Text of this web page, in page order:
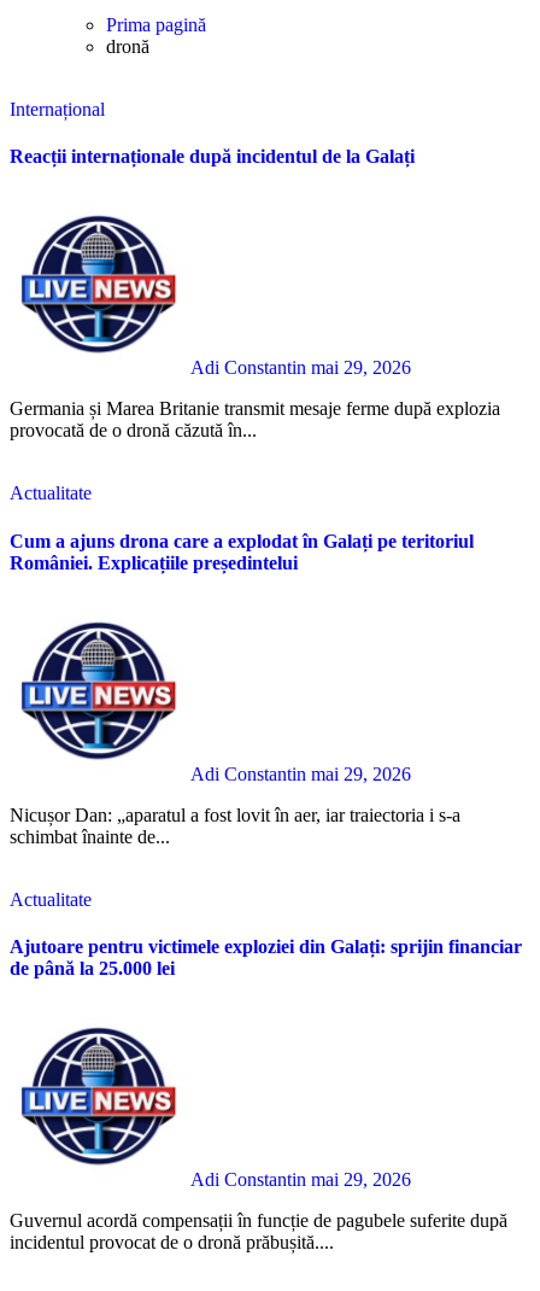
Prima pagină
dronă
Internațional
Reacții internaționale după incidentul de la Galați
Adi Constantin mai 29, 2026
Germania și Marea Britanie transmit mesaje ferme după explozia
provocată de o dronă căzută în...
Actualitate
Cum a ajuns drona care a explodat în Galați pe teritoriul
României. Explicațiile președintelui
Adi Constantin mai 29, 2026
Nicușor Dan: „aparatul a fost lovit în aer, iar traiectoria i s-a
schimbat înainte de...
Actualitate
Ajutoare pentru victimele exploziei din Galați: sprijin financiar
de până la 25.000 lei
Adi Constantin mai 29, 2026
Guvernul acordă compensații în funcție de pagubele suferite după
incidentul provocat de o dronă prăbușită....